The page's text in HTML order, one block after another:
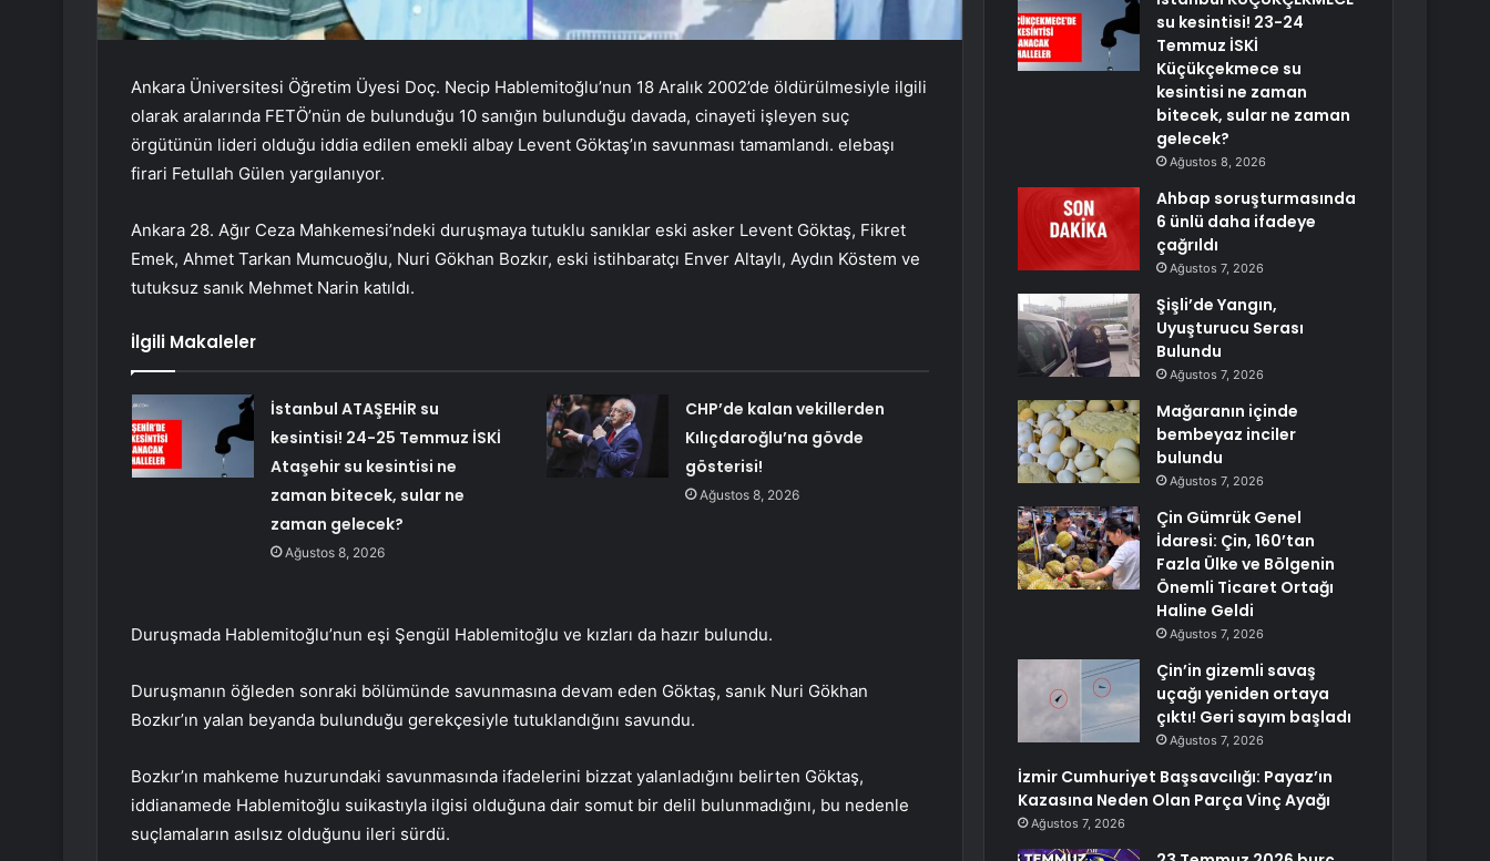
Ankara Üniversitesi Öğretim Üyesi Doç. Necip Hablemitoğlu’nun 18 Aralık 2002’de öldürülmesiyle ilgili
olarak aralarında FETÖ’nün de bulunduğu 10 sanığın bulunduğu davada, cinayeti işleyen suç
örgütünün lideri olduğu iddia edilen emekli albay Levent Göktaş’ın savunması tamamlandı. elebaşı
firari Fetullah Gülen yargılanıyor.
Ankara 28. Ağır Ceza Mahkemesi’ndeki duruşmaya tutuklu sanıklar eski asker Levent Göktaş, Fikret
Emek, Ahmet Tarkan Mumcuoğlu, Nuri Gökhan Bozkır, eski istihbaratçı Enver Altaylı, Aydın Köstem ve
tutuksuz sanık Mehmet Narin katıldı.
İlgili Makaleler
İstanbul ATAŞEHİR su
kesintisi! 24-25 Temmuz İSKİ
Ataşehir su kesintisi ne
zaman bitecek, sular ne
zaman gelecek?
Ağustos 8, 2026
CHP’de kalan vekillerden
Kılıçdaroğlu’na gövde
gösterisi!
Ağustos 8, 2026
Duruşmada Hablemitoğlu’nun eşi Şengül Hablemitoğlu ve kızları da hazır bulundu.
Duruşmanın öğleden sonraki bölümünde savunmasına devam eden Göktaş, sanık Nuri Gökhan
Bozkır’ın yalan beyanda bulunduğu gerekçesiyle tutuklandığını savundu.
Bozkır’ın mahkeme huzurundaki savunmasında ifadelerini bizzat yalanladığını belirten Göktaş,
iddianamede Hablemitoğlu suikastıyla ilgisi olduğuna dair somut bir delil bulunmadığını, bu nedenle
suçlamaların asılsız olduğunu ileri sürdü.
su kesintisi! 23-24
Temmuz İSKİ
Küçükçekmece su
kesintisi ne zaman
bitecek, sular ne zaman
gelecek?
Ağustos 8, 2026
Ahbap soruşturmasında
6 ünlü daha ifadeye
çağrıldı
Ağustos 7, 2026
Şişli’de Yangın,
Uyuşturucu Serası
Bulundu
Ağustos 7, 2026
Mağaranın içinde
bembeyaz inciler
bulundu
Ağustos 7, 2026
Çin Gümrük Genel
İdaresi: Çin, 160’tan
Fazla Ülke ve Bölgenin
Önemli Ticaret Ortağı
Haline Geldi
Ağustos 7, 2026
Çin’in gizemli savaş
uçağı yeniden ortaya
çıktı! Geri sayım başladı
Ağustos 7, 2026
İzmir Cumhuriyet Başsavcılığı: Payaz’ın
Kazasına Neden Olan Parça Vinç Ayağı
Ağustos 7, 2026